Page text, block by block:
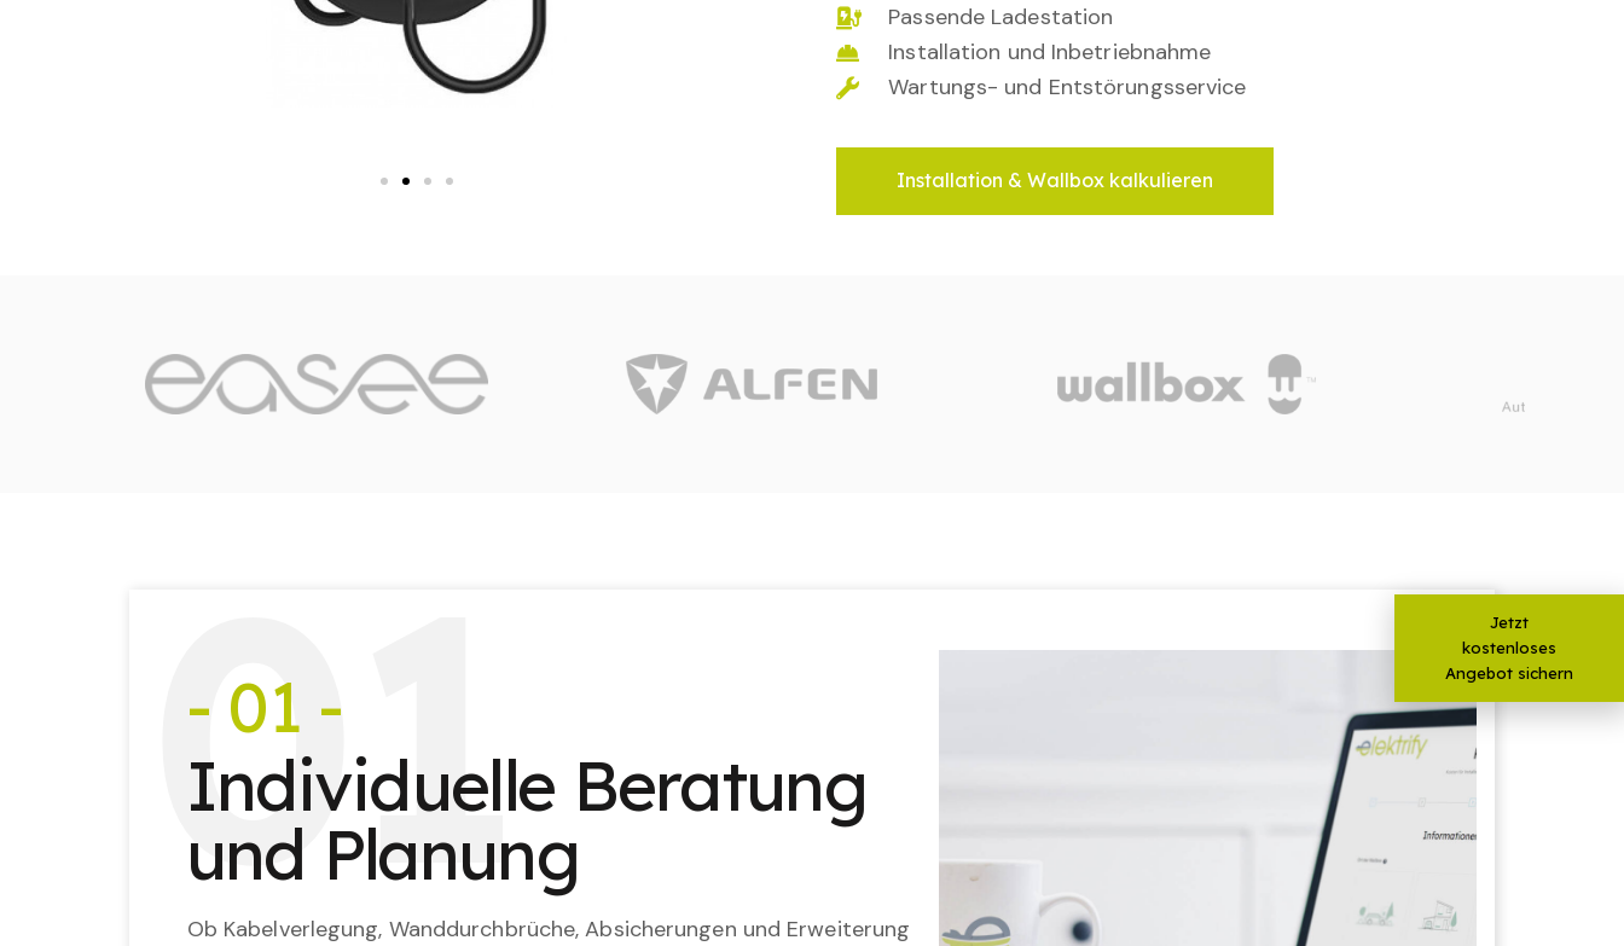
Passende Ladestation
Installation und Inbetriebnahme
Wartungs- und Entstörungsservice
Installation & Wallbox kalkulieren
01
- 01 -
Individuelle Beratung
und Planung
Ob Kabelverlegung, Wanddurchbrüche, Absicherungen und Erweiterung
Jetzt
kostenloses
Angebot sichern